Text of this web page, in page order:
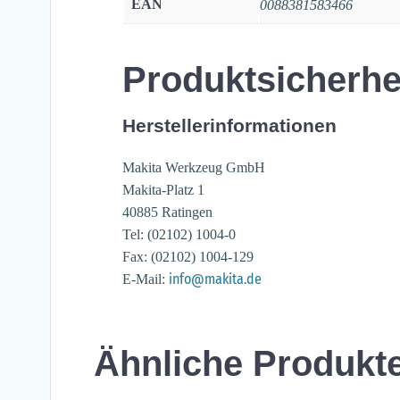
EAN 0088381583466
Herstellerinformationen
Makita Werkzeug GmbH
Makita-Platz 1
40885 Ratingen
Tel: (02102) 1004-0
Fax: (02102) 1004-129
E-Mail: info@makita.de
Ähnliche